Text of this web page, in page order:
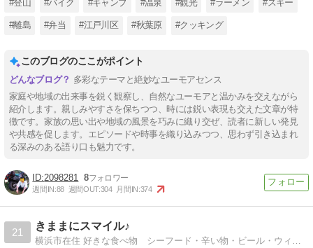
#登山 #バイク #キャンプ #温泉 #観光 #ラーメン #スキー
#離島 #弁当 #江戸川区 #秋葉原 #クッキング
このブログのここがポイント
多彩なテーマと絶妙なユーモアセンス
家庭や地域の出来事を鋭く観察し、自然なユーモアと温かみを交えながら
紹介します。親しみやすさを保ちつつ、時には鋭い表現も交えた文章が特
徴です。家族の思い出や地域の風景を巧みに織り交ぜ、読者に新しい発見
や共感を促します。エピソードや時事を織り込みつつ、思わず引き込まれ
る深みのある語り口も魅力です。
2098281 8
週間IN:88 週間OUT:304 月間IN:374
21
きままにスマイル♪
横浜市在住 好きな食べ物 シーフード・辛い物・ビール・ウィスキーetc 長年、仕事をしていて、今は、専業主婦にもどり、自由に使える時間を楽しんでます。